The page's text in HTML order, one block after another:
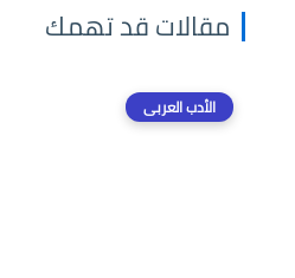
مقالات قد تهمك
الأدب العربى